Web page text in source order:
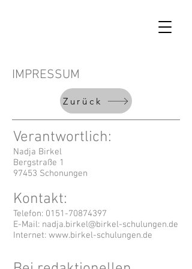
IMPRESSUM
Zurück
Verantwortlich:
Nadja Birkel
Bergstraße 1
97453 Schonungen
Kontakt:
Telefon: 0151-70874397
E-Mail: nadja.birkel@birkel-schulungen.de
Internet: www.birkel-schulungen.de